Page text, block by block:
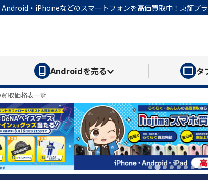
Android・iPhoneなどのスマートフォンを高価買取中！東証プ
Androidを売る タ
取価格表一覧